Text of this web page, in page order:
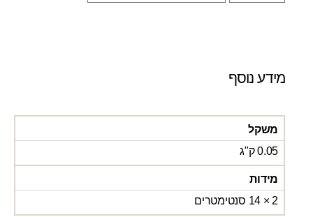
מידע נוסף
משקל
0.05 ק"ג
מידות
2 × 14 סנטימטרים